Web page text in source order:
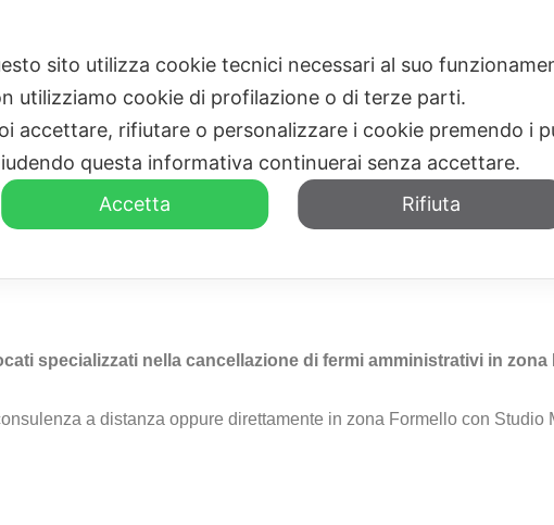
HOME CHI SIAMO
specializzati nella cancellazione di fermi amministrativi in zona
a distanza oppure direttamente in zona Formello con Studio
sito utilizza cookie tecnici necessari al suo
utilizziamo cookie di profilazione o di terze parti.
accettare, rifiutare o personalizzare i cookie premendo i
questa informativa continuerai senza accettare.
Accetta
Rifiuta